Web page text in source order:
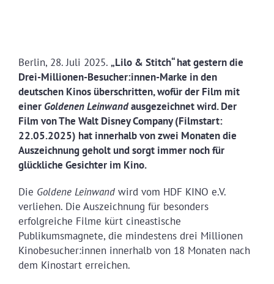
Berlin, 28. Juli 2025. „Lilo & Stitch“ hat gestern die
Drei-Millionen-Besucher:innen-Marke in den
deutschen Kinos überschritten, wofür der Film mit
einer Goldenen Leinwandausgezeichnet wird. Der
Film von The Walt Disney Company (Filmstart:
22.05.2025) hat innerhalb von zwei Monaten die
Auszeichnung geholt und sorgt immer noch für
glückliche Gesichter im Kino.
Die Goldene Leinwandwird vom HDF KINO e.V.
verliehen. Die Auszeichnung für besonders
erfolgreiche Filme kürt cineastische
Publikumsmagnete, die mindestens drei Millionen
Kinobesucher:innen innerhalb von 18 Monaten nach
dem Kinostart erreichen.